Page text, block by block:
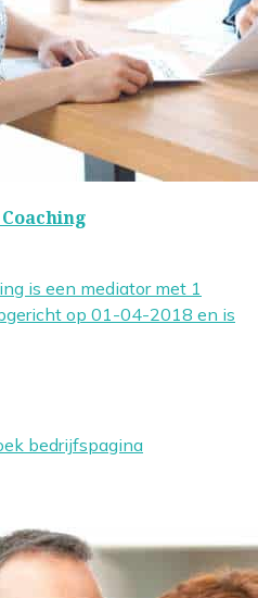
is een mediator met 1
op 01-04-2018 en is
bedrijfspagina